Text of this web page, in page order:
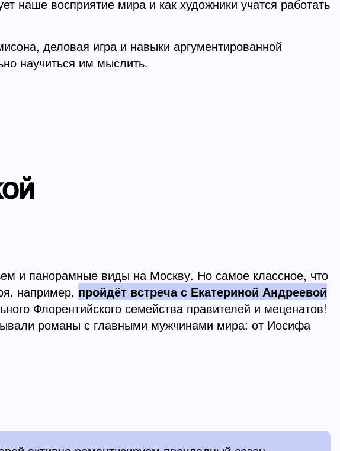
наше восприятие мира и как художники учатся работать
деловая игра и навыки аргументированной
научиться им мыслить.
и панорамные виды на Москву. Но самое классное, что
например, пройдёт встреча с Екатериной Андреевой
Флорентийского семейства правителей и меценатов!
романы с главными мужчинами мира: от Иосифа